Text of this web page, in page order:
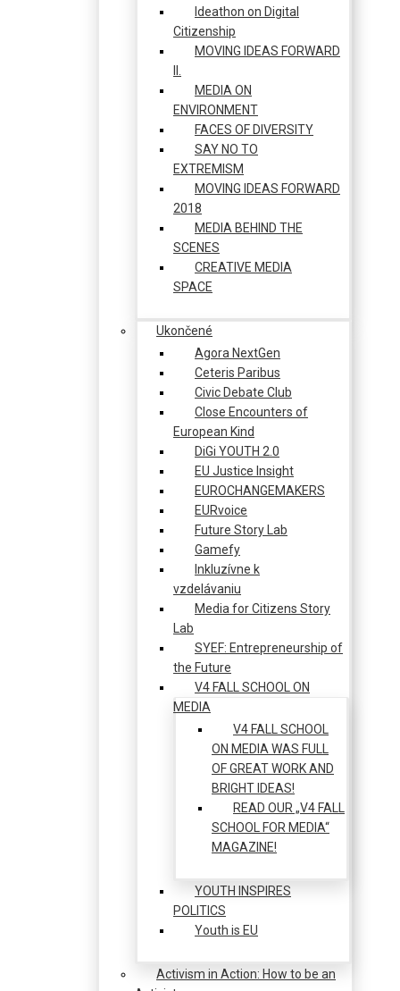
Ideathon on Digital
Citizenship
MOVING IDEAS FORWARD
MEDIA ON
ENVIRONMENT
FACES OF DIVERSITY
SAY NO TO
EXTREMISM
MOVING IDEAS FORWARD
2018
MEDIA BEHIND THE
SCENES
CREATIVE MEDIA
SPACE
Ukončené
Agora NextGen
Ceteris Paribus
Civic Debate Club
Close Encounters of
European Kind
DiGi YOUTH 2.0
EU Justice Insight
EUROCHANGEMAKERS
EURvoice
Future Story Lab
Gamefy
Inkluzívne k
vzdelávaniu
Media for Citizens Story
Lab
SYEF: Entrepreneurship of
the Future
V4 FALL SCHOOL ON
MEDIA
V4 FALL SCHOOL
ON MEDIA WAS FULL
OF GREAT WORK AND
BRIGHT IDEAS!
READ OUR „V4 FALL
SCHOOL FOR MEDIA“
MAGAZINE!
YOUTH INSPIRES
POLITICS
Youth is EU
Activism in Action: How to be an